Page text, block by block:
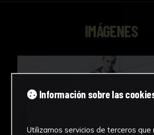
IMÁGENES
Información sobre las
Utilizamos servicios de terceros que